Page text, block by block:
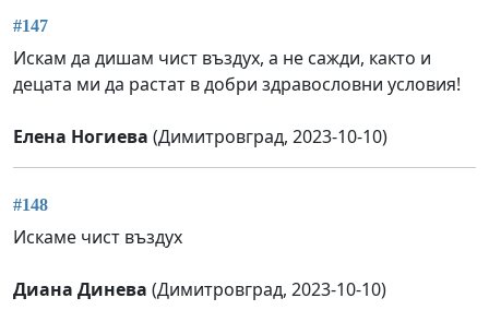
#147
Искам да дишам чист въздух, а не сажди, както и
децата ми да растат в добри здравословни условия!
Елена Ногиева (Димитровград, 2023-10-10)
#148
Искаме чист въздух
Диана Динева (Димитровград, 2023-10-10)